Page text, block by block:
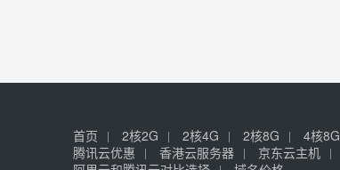
首页 2核2G 2核4G 2核8G 4核8G
腾讯云优惠
香港云服务器 京东云主机